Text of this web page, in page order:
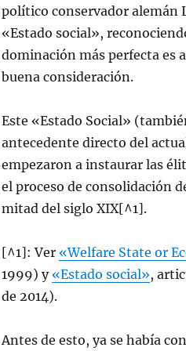
político conservador alemán
«Estado social»,
dominación más perfecta es
buena consideración.
Este «Estado Social»
antecedente directo del
empezaron a instaurar las
el proceso de consolidación
mitad del siglo XIX[^1].
[^1]: Ver «Welfare State or
1999) y «Estado social»,
de 2014).
Antes de esto, ya se había